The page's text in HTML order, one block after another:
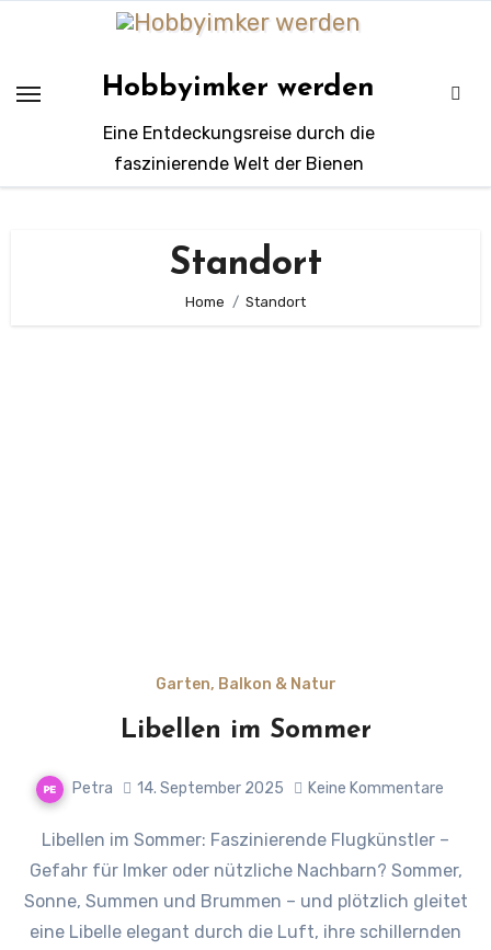
Hobbyimker werden
Eine Entdeckungsreise durch die
faszinierende Welt der Bienen
Standort
Home Standort
Garten, Balkon & Natur
Libellen im Sommer
Petra 14. September 2025 Keine Kommentare
Libellen im Sommer: Faszinierende Flugkünstler –
Gefahr für Imker oder nützliche Nachbarn? Sommer,
Sonne, Summen und Brummen – und plötzlich gleitet
eine Libelle elegant durch die Luft, ihre schillernden